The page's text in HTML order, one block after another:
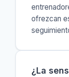
ofrezcan
¿La